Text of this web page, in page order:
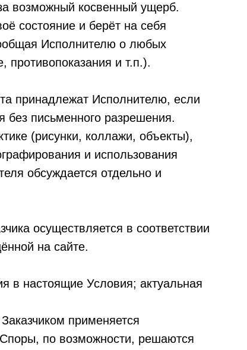
возможный косвенный ущерб.
состояние и берёт на себя
Исполнителю о любых
противопоказания и т.п.).​
принадлежат Исполнителю, если
без письменного разрешения.
(рисунки, коллажи, объекты),
и использования
обсуждается отдельно и
осуществляется в соответствии
на сайте.
в настоящие Условия; актуальная
применяется
по возможности, решаются